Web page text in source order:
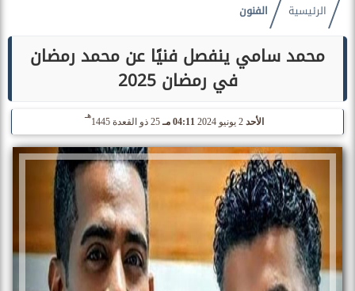
الرئيسية الفنون
محمد سامي ينفصل فنيًا عن محمد رمضان
في رمضان 2025
الأحد 04:11 مـ 25 ذو القعدة 1445
هـ